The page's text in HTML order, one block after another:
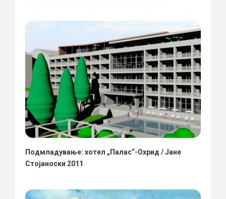
Подмладување: хотел „Палас“-Охрид / Јане
Стојаноски 2011